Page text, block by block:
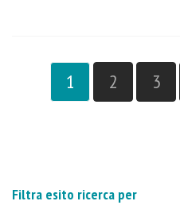
1 2 3
Filtra esito ricerca per